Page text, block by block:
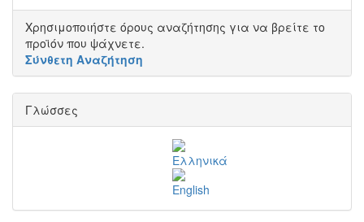
Χρησιμοποιήστε όρους αναζήτησης για να βρείτε το
προϊόν που ψάχνετε.
Σύνθετη Αναζήτηση
Γλώσσες